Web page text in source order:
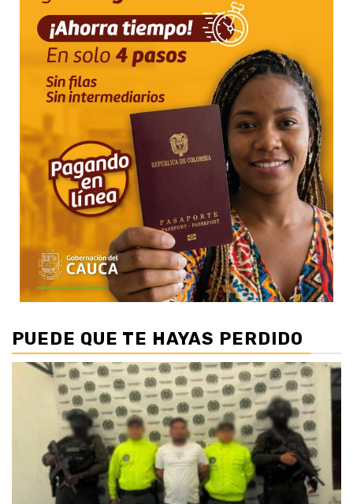
PUEDE QUE TE HAYAS PERDIDO